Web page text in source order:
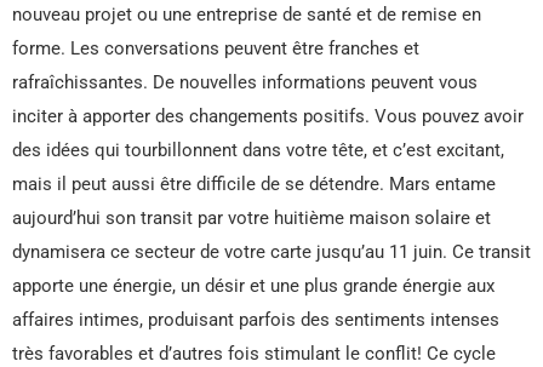
nouveau projet ou une entreprise de santé et de remise en
forme. Les conversations peuvent être franches et
rafraîchissantes. De nouvelles informations peuvent vous
inciter à apporter des changements positifs. Vous pouvez avoir
des idées qui tourbillonnent dans votre tête, et c’est excitant,
mais il peut aussi être difficile de se détendre. Mars entame
aujourd’hui son transit par votre huitième maison solaire et
dynamisera ce secteur de votre carte jusqu’au 11 juin. Ce transit
apporte une énergie, un désir et une plus grande énergie aux
affaires intimes, produisant parfois des sentiments intenses
très favorables et d’autres fois stimulant le conflit! Ce cycle